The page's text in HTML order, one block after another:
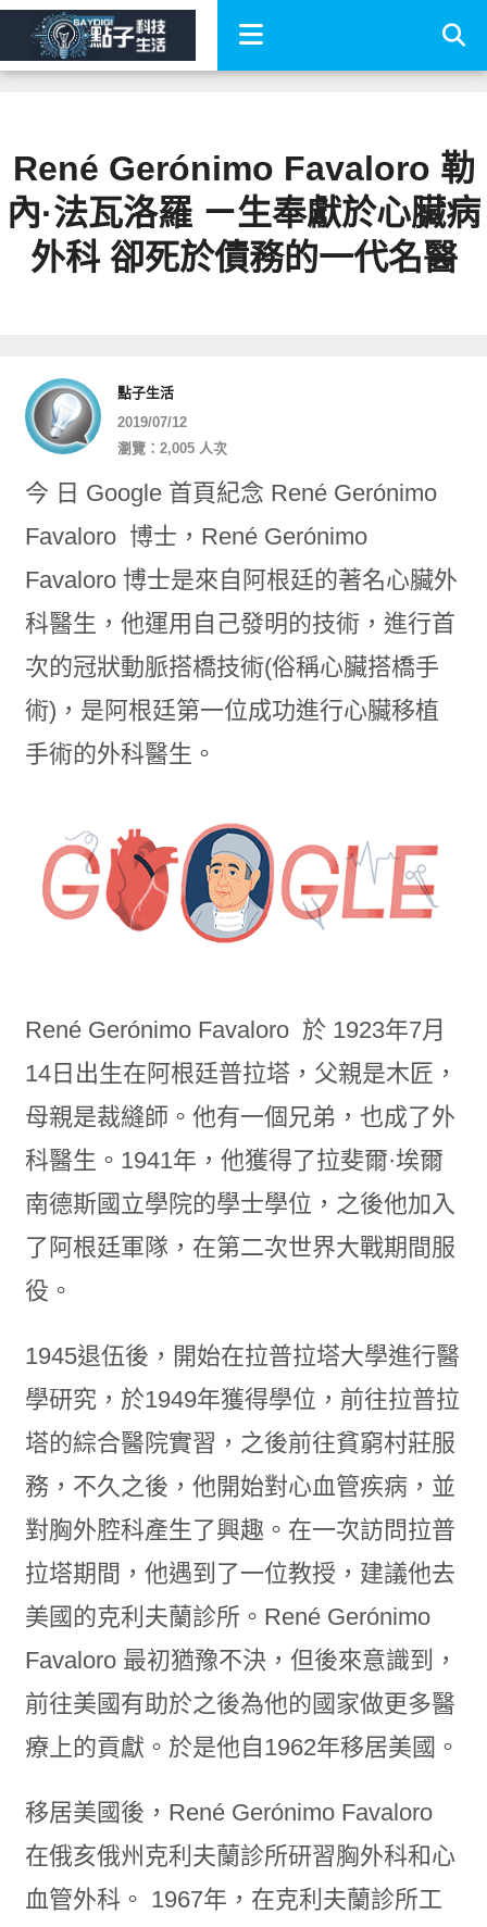
René Gerónimo Favaloro 勒
內·法瓦洛羅 ㄧ生奉獻於心臟病
外科 卻死於債務的一代名醫
點子生活
2019/07/12
瀏覽：2,005 人次
今 日 Google 首頁紀念 René Gerónimo
Favaloro 博士 ，René Gerónimo
Favaloro 博士是來自阿根廷的著名心臟外
科醫生，他運用自己發明的技術，進行首
次的冠狀動脈搭橋技術(俗稱心臟搭橋手
術)，是阿根廷第一位成功進行心臟移植
手術的外科醫生。
René Gerónimo Favaloro 於 1923年7月
14日出生在阿根廷普拉塔，父親是木匠，
母親是裁縫師。他有一個兄弟，也成了外
科醫生。1941年，他獲得了拉斐爾·埃爾
南德斯國立學院的學士學位，之後他加入
了阿根廷軍隊，在第二次世界大戰期間服
役。
1945退伍後，開始在拉普拉塔大學進行醫
學研究，於1949年獲得學位，前往拉普拉
塔的綜合醫院實習，之後前往貧窮村莊服
務，不久之後，他開始對心血管疾病，並
對胸外腔科產生了興趣。在一次訪問拉普
拉塔期間，他遇到了一位教授，建議他去
美國的克利夫蘭診所。René Gerónimo
Favaloro 最初猶豫不決，但後來意識到，
前往美國有助於之後為他的國家做更多醫
療上的貢獻。於是他自1962年移居美國。
移居美國後，René Gerónimo Favaloro
在俄亥俄州克利夫蘭診所研習胸外科和心
血管外科。 1967年，在克利夫蘭診所工